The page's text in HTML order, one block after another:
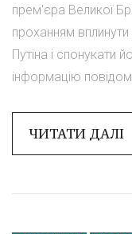
прем'єра Великої
проханням
Путіна і спонукати
інформацію
ЧИТАТИ ДАЛІ